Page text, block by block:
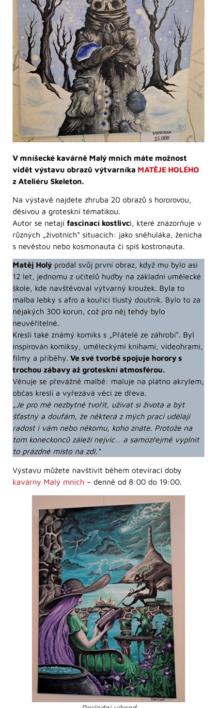
V mníšecké kavárně Malý mnich máte možnost
vidět výstavu obrazů výtvarníka MATĚJE HOLÉHO
z Ateliéru Skeleton.
Na výstavě najdete zhruba 20 obrazů s hororovou,
děsivou a groteskní tématikou.
Autor se netají fascinací kostlivci, které znázorňuje v
různých „životních“ situacích: jako sněhuláka, ženicha
s nevěstou nebo kosmonauta či spíš kostronauta.
Matěj Holý prodal svůj první obraz, když mu bylo asi
12 let, jednomu z učitelů hudby na základní umělecké
škole, kde navštěvoval výtvarný kroužek. Byla to
malba lebky s afro a kouřící tlustý doutník. Bylo to za
nějakých 300 korun, což pro něj tehdy bylo
neuvěřitelné.
Kreslí také známý komiks s „Přátelé ze záhrobí“. Byl
inspirován komiksy, uměleckými knihami, videohrami,
filmy a příběhy. Ve své tvorbě spojuje horory s
trochou zábavy až groteskní atmosférou.
Věnuje se převážně malbě: maluje na plátno akrylem,
občas kreslí a vyřezává věci ze dřeva.
„Je pro mě nezbytné tvořit, užívat si života a být
šťastný a doufám, že některá z mých prací udělají
radost i vám nebo někomu, koho znáte. Protože na
tom koneckonců záleží nejvíc… a samozřejmě vyplnit
to prázdné místo na zdi.“
Výstavu můžete navštívit během otevírací doby
kavárny Malý mnich – denně od 8:00 do 19:00.